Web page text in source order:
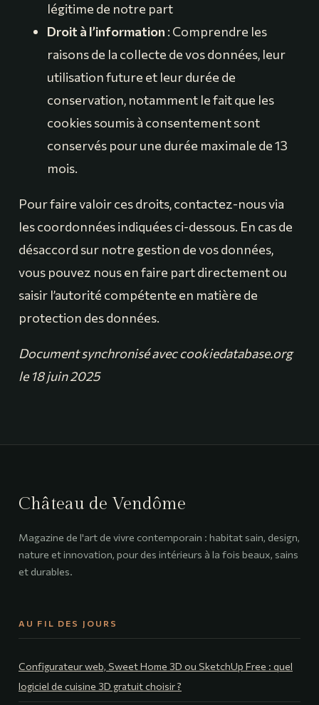
légitime de notre part
Droit à l’information : Comprendre les
raisons de la collecte de vos données, leur
utilisation future et leur durée de
conservation, notamment le fait que les
cookies soumis à consentement sont
conservés pour une durée maximale de 13
mois.
Pour faire valoir ces droits, contactez-nous via
les coordonnées indiquées ci-dessous. En cas de
désaccord sur notre gestion de vos données,
vous pouvez nous en faire part directement ou
saisir l’autorité compétente en matière de
protection des données.
Document synchronisé avec cookiedatabase.org
le 18 juin 2025
Château de Vendôme
Magazine de l'art de vivre contemporain : habitat sain, design,
nature et innovation, pour des intérieurs à la fois beaux, sains
et durables.
AU FIL DES JOURS
Configurateur web, Sweet Home 3D ou SketchUp Free : quel
logiciel de cuisine 3D gratuit choisir ?